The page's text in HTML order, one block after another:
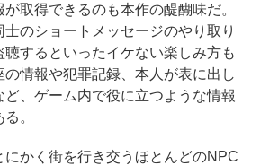
取得できるのも本作の醍醐味だ。
のショートメッセージのやり取り
するといったイケない楽しみ方も
情報や犯罪記録、本人が表に出し
、ゲーム内で役に立つような情報
。
かく街を行き交うほとんどのNPC